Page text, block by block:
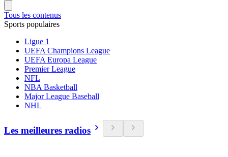
Tous les contenus
Sports populaires
Ligue 1
UEFA Champions League
UEFA Europa League
Premier League
NFL
NBA Basketball
Major League Baseball
NHL
Les meilleures radios